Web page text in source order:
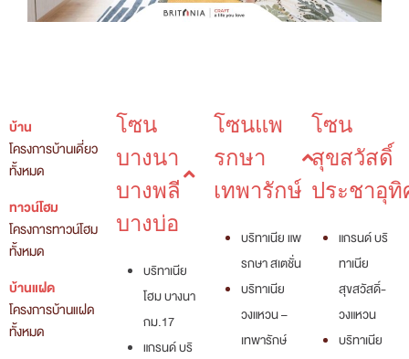
บ้าน
โครงการบ้านเดี่ยว
ทั้งหมด
ทาวน์โฮม
โครงการทาวน์โฮม
ทั้งหมด
บ้านแฝด
โครงการบ้านแฝด
ทั้งหมด
โซน
บางนา
บางพลี
บางบ่อ
บริทาเนีย
โฮม บางนา
กม.17
แกรนด์ บริ
โซนแพ
รกษา
เทพารักษ์
บริทาเนีย แพ
รกษา สเตชั่น
บริทาเนีย
วงแหวน –
เทพารักษ์
โซน
สุขสวัสดิ์
ประชาอุทิ
แกรนด์ บริ
ทาเนีย
สุขสวัสดิ์-
วงแหวน
บริทาเนีย